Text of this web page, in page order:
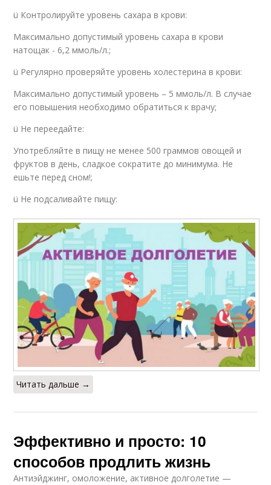
ü Контролируйте уровень сахара в крови:
Максимально допустимый уровень сахара в крови
натощак - 6,2 ммоль/л.;
ü Регулярно проверяйте уровень холестерина в крови:
Максимально допустимый уровень – 5 ммоль/л. В случае
его повышения необходимо обратиться к врачу;
ü Не переедайте:
Употребляйте в пищу не менее 500 граммов овощей и
фруктов в день, сладкое сократите до минимума. Не
ешьте перед сном!;
ü Не подсаливайте пищу:
Читать дальше →
Эффективно и просто: 10
способов продлить жизнь
Антиэйджинг, омоложение, активное долголетие —